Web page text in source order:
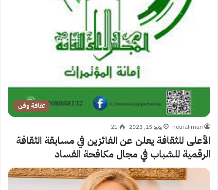
ثقافة وفن
nouraliman يونيو 15, 2023 21
الأعلى للثقافة يعلن عن الفائزين في مسابقة الثقافة
الرقمية للشباب في مجال مكافحة الفساد